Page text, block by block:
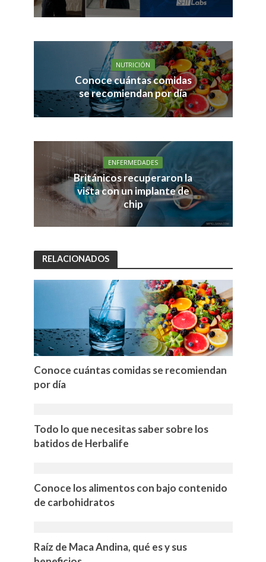
NUTRICIÓN
Conoce cuántas comidas
se recomiendan por día
ENFERMEDADES
Británicos recuperaron la
vista con un implante de
chip
RELACIONADOS
Conoce cuántas comidas se recomiendan
por día
Todo lo que necesitas saber sobre los
batidos de Herbalife
Conoce los alimentos con bajo contenido
de carbohidratos
Raíz de Maca Andina, qué es y sus